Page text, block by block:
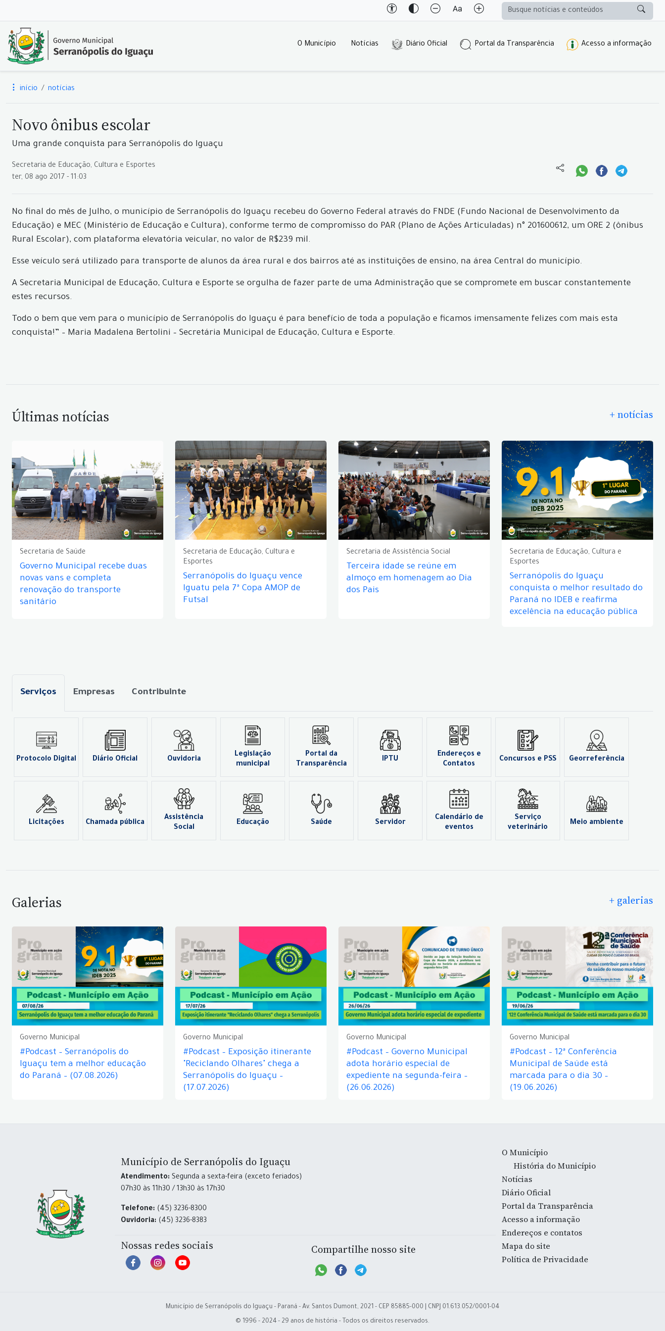
O Município Notícias Diário Oficial Portal da Transparência Acesso a informação
início notícias
Novo ônibus escolar
Uma grande conquista para Serranópolis do Iguaçu
Secretaria de Educação, Cultura e Esportes
ter, 08 ago 2017 - 11:03
No final do mês de Julho, o município de Serranópolis do Iguaçu recebeu do Governo Federal através do FNDE (Fundo Nacional de Desenvolvimento da
Educação) e MEC (Ministério de Educação e Cultura), conforme termo de compromisso do PAR (Plano de Ações Articuladas) n° 201600612, um ORE 2 (ônibus
Rural Escolar), com plataforma elevatória veicular, no valor de R$239 mil.
Esse veículo será utilizado para transporte de alunos da área rural e dos bairros até as instituições de ensino, na área Central do município.
A Secretaria Municipal de Educação, Cultura e Esporte se orgulha de fazer parte de uma Administração que se compromete em buscar constantemente
estes recursos.
Todo o bem que vem para o município de Serranópolis do Iguaçu é para benefício de toda a população e ficamos imensamente felizes com mais esta
conquista!” – Maria Madalena Bertolini – Secretária Municipal de Educação, Cultura e Esporte.
Últimas notícias + notícias
Secretaria de Saúde
Governo Municipal recebe duas
novas vans e completa
renovação do transporte
sanitário
Secretaria de Educação, Cultura e
Esportes
Serranópolis do Iguaçu vence
Iguatu pela 7ª Copa AMOP de
Futsal
Secretaria de Assistência Social
Terceira idade se reúne em
almoço em homenagem ao Dia
dos Pais
Secretaria de Educação, Cultura e
Esportes
Serranópolis do Iguaçu
conquista o melhor resultado do
Paraná no IDEB e reafirma
excelência na educação pública
Serviços Empresas Contribuinte
Protocolo Digital Diário Oficial Ouvidoria
Legislação
municipal
Portal da
Transparência
IPTU
Endereços e
Contatos
Concursos e PSS Georreferência
Licitações Chamada pública
Assistência
Social
Educação Saúde Servidor
Calendário de
eventos
Serviço
veterinário
Meio ambiente
Galerias + galerias
Governo Municipal
#Podcast – Serranópolis do
Iguaçu tem a melhor educação
do Paraná – (07.08.2026)
Governo Municipal
#Podcast – Exposição itinerante
"Reciclando Olhares" chega a
Serranópolis do Iguaçu –
(17.07.2026)
Governo Municipal
#Podcast – Governo Municipal
adota horário especial de
expediente na segunda-feira –
(26.06.2026)
Governo Municipal
#Podcast – 12ª Conferência
Municipal de Saúde está
marcada para o dia 30 –
(19.06.2026)
Município de Serranópolis do Iguaçu
Atendimento: Segunda a sexta-feira (exceto feriados)
07h30 às 11h30 / 13h30 às 17h30
Telefone: (45) 3236-8300
Ouvidoria: (45) 3236-8383
Nossas redes sociais Compartilhe nosso site
O Município
História do Município
Notícias
Diário Oficial
Portal da Transparência
Acesso a informação
Endereços e contatos
Mapa do site
Política de Privacidade
Município de Serranópolis do Iguaçu - Paraná - Av. Santos Dumont, 2021 - CEP 85885-000 | CNPJ 01.613.052/0001-04
© 1996 - 2024 - 29 anos de história - Todos os direitos reservados.